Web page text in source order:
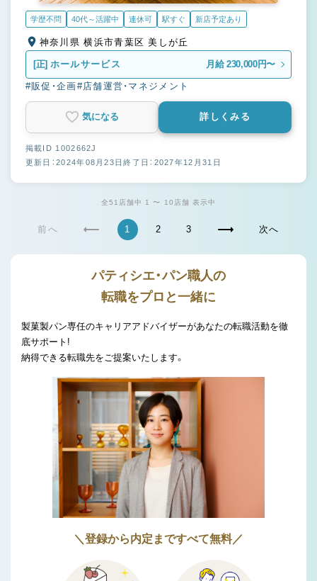
学歴不問 40代～活躍中 連休可 駅すぐ 新店予定あり
神奈川県 横浜市青葉区 美しが丘
[正] ホールサービス 月給 230,000円〜
#販促・企画#店舗運営・マネジメント
気になる 詳しくみる
掲載ID 1002662J
更新日：2024年08月23日終了日：2027年12月31日
全51店舗中 1 〜 10店舗 表示中
前へ 1 2 3 次へ
パティシエ・パン職人の
転職をプロと一緒に
製菓製パン専任のキャリアアドバイザーがあなたの転職活動を徹
底サポート!
納得できる転職先をご提案いたします。
＼登録から内定まですべて無料／